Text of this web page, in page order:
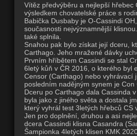
Vítěz předvýběru a nejlepší hřebec
výsledkem chovatelské práce s
Babička Dusbaby je O-Cassindi
současnosti nejvýznamnější
také splnila.
Snahou pak bylo získat její dceru,
Carthago. Jeho mražené dávky
Prvním hříbětem Cassindi se stal
6letý kůň v ČR 2016, o kterého byl
Censor (Carthago) nebo vyhrávací
posledním nadějným synem je
Dceru po Carthago dala Cassinda
byla jako z jiného světa a dostala
který vyhrál test 3letých hřebců
Jen pro doplnění, druhou a asi
dcera Cassindi klisna Casandra
Šampionka 4letých klisen KMK